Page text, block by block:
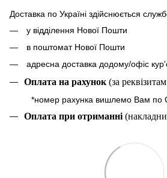
Доставка по Україні здійснюється
у відділення Нової Пошти
в поштомат Нової Пошти
адресна доставка додому/офіс
Оплата на рахунок (за
*номер рахунка вишлемо Вам по
Оплата при отриманні